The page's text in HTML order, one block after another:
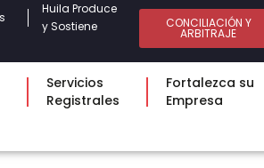
Huila Produce
y Sostiene
CONCILIACIÓN Y
ARBITRAJE
Servicios
Registrales
Fortalezca su
Empresa